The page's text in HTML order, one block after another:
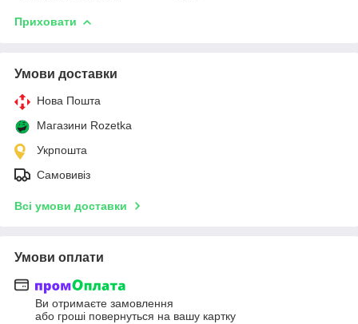
Приховати
Умови доставки
Нова Пошта
Магазини Rozetka
Укрпошта
Самовивіз
Всі умови доставки
Умови оплати
Ви отримаєте замовлення
або гроші повернуться на вашу картку